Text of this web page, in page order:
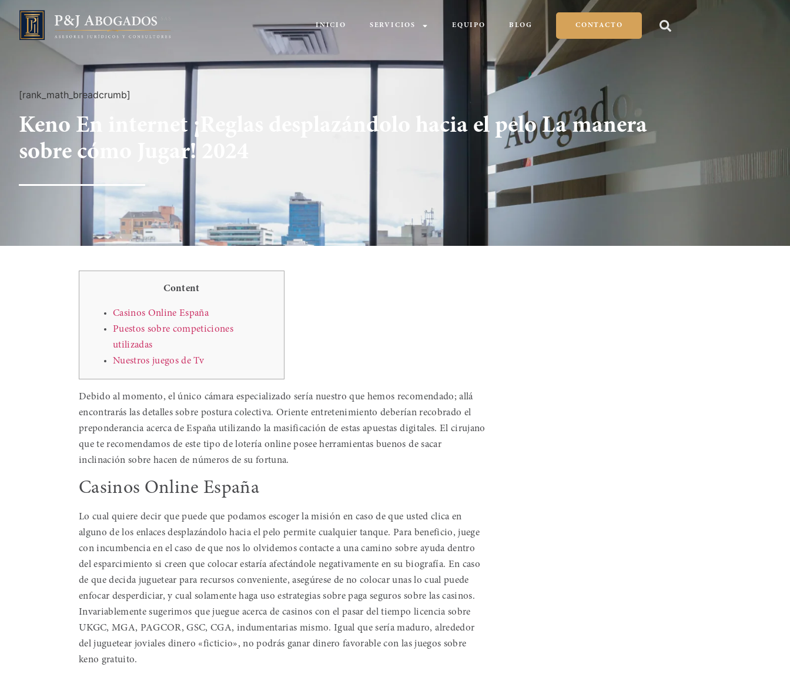
INICIO SERVICIOS EQUIPO BLOG CONTACTO
[rank_math_breadcrumb]
Keno En internet ¡Reglas desplazándolo hacia el pelo La manera
sobre cómo Jugar! 2024
Content
Casinos Online España
Puestos sobre competiciones
utilizadas
Nuestros juegos de Tv
Debido al momento, el único cámara especializado serí­a nuestro que hemos recomendado; allá
encontrarás las detalles sobre postura colectiva. Oriente entretenimiento deberían recobrado el
preponderancia acerca de España utilizando la masificación de estas apuestas digitales. El cirujano
que te recomendamos de este tipo de lotería online posee herramientas buenos de sacar
inclinación sobre hacen de números de su fortuna.
Casinos Online España
Lo cual quiere decir que puede que podamos escoger la misión en caso de que usted clica en
alguno de los enlaces desplazándolo hacia el pelo permite cualquier tanque. Para beneficio, juege
con incumbencia en el caso de que nos lo olvidemos contacte a una camino sobre ayuda dentro
del esparcimiento si creen que colocar estaría afectándole negativamente en su biografía. En caso
de que decida juguetear para recursos conveniente, asegúrese de no colocar unas lo cual puede
enfocar desperdiciar, y cual solamente haga uso estrategias sobre paga seguros sobre las casinos.
Invariablemente sugerimos que juegue acerca de casinos con el pasar del tiempo licencia sobre
UKGC, MGA, PAGCOR, GSC, CGA, indumentarias mismo. Igual que serí­a maduro, alrededor
del juguetear joviales dinero «ficticio», no podrás ganar dinero favorable con las juegos sobre
keno gratuito.